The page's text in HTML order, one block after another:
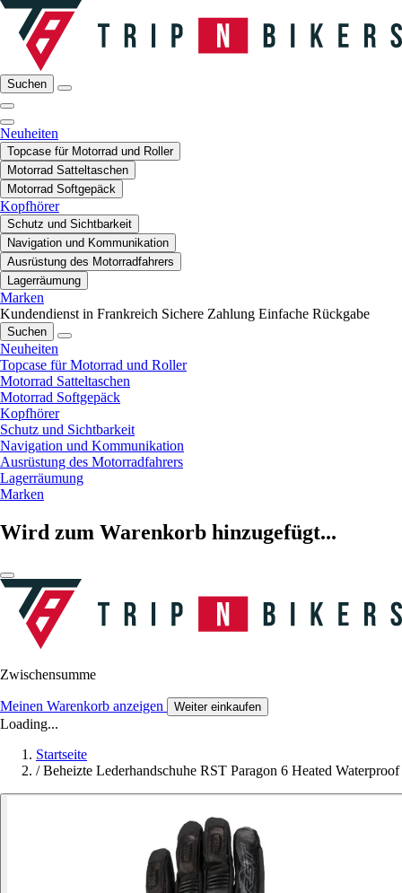
Suchen
Neuheiten
Topcase für Motorrad und Roller
Motorrad Satteltaschen
Motorrad Softgepäck
Kopfhörer
Schutz und Sichtbarkeit
Navigation und Kommunikation
Ausrüstung des Motorradfahrers
Lagerräumung
Marken
Kundendienst in Frankreich Sichere Zahlung Einfache Rückgabe
Suchen
Neuheiten
Topcase für Motorrad und Roller
Motorrad Satteltaschen
Motorrad Softgepäck
Kopfhörer
Schutz und Sichtbarkeit
Navigation und Kommunikation
Ausrüstung des Motorradfahrers
Lagerräumung
Marken
Wird zum Warenkorb hinzugefügt...
Zwischensumme
Meinen Warenkorb anzeigen Weiter einkaufen
Loading...
Startseite
/ Beheizte Lederhandschuhe RST Paragon 6 Heated Waterproof